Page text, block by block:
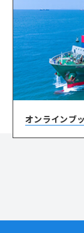
オンラインブ